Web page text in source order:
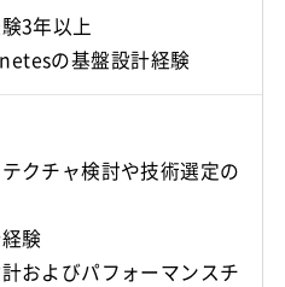
3年以上
の基盤設計経験
クチャ検討や技術選定の
験
およびパフォーマンスチ